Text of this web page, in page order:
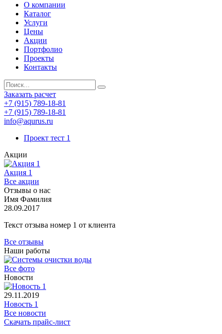
О компании
Каталог
Услуги
Цены
Акции
Портфолио
Проекты
Контакты
Заказать расчет
+7 (915) 789-18-81
+7 (915) 789-18-81
info@aqurus.ru
Проект тест 1
Акции
Акция 1
Все акции
Отзывы о нас
Имя Фамилия
28.09.2017
Текст отзыва номер 1 от клиента
Все отзывы
Наши работы
Все фото
Новости
29.11.2019
Новость 1
Все новости
Скачать прайс-лист